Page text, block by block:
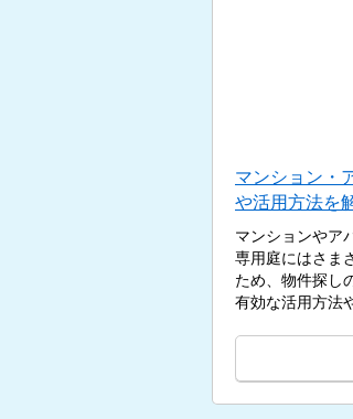
マンション・
や活用方法を
マンションやア
専用庭にはさま
ため、物件探し
有効な活用方法